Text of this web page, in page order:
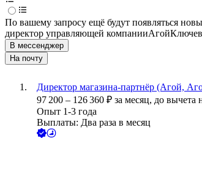
По вашему запросу ещё будут появляться
директор управляющей компанииАгой
В мессенджер
На почту
Директор магазина-партнёр (Агой,
97 200 – 126 360 ₽ за месяц, до вычета
Опыт 1-3 года
Выплаты: Два раза в месяц